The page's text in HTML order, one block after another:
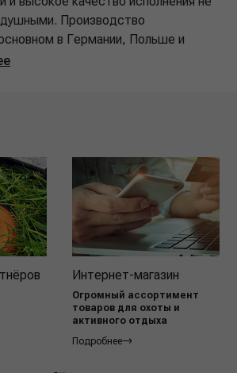
Производство
в Германии, Польше и
Интернет-магазин
Огромный ассортимент
товаров для охоты и
активного отдыха
Подробнее